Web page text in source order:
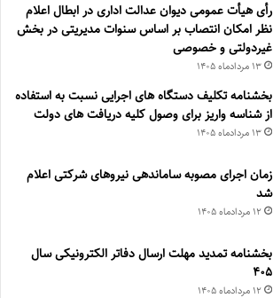
رأی هیأت عمومی دیوان عدالت اداری در ابطال اعلام
نظر امکان انتصاب بر اساس سنوات مدیریتی در بخش
غیردولتی و خصوصی
۱۳ مرداد‌ماه ۱۴۰۵
بخشنامه تکلیف دستگاه های اجرایی نسبت به استفاده
از شناسه واریز برای وصول کلیه دریافت های دولت
۱۳ مرداد‌ماه ۱۴۰۵
زمان اجرای مصوبه ساماندهی نیروهای شرکتی اعلام
شد
۱۲ مرداد‌ماه ۱۴۰۵
بخشنامه تمدید مهلت ارسال دفاتر الکترونیکی سال
۴۰۵
۱۲ مرداد‌ماه ۱۴۰۵